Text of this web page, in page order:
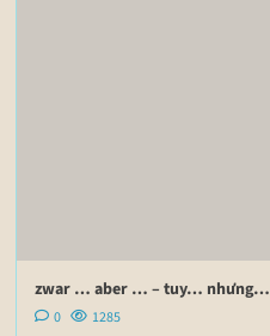
zwar … aber … – tuy… nhưng…
0 1285